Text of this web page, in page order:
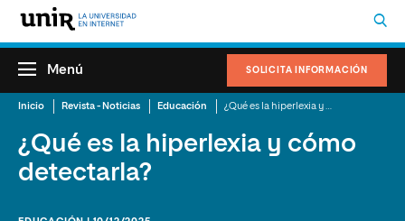
SOLICITA INFORMACIÓN
Menú
Inicio Revista - Noticias Educación
¿Qué es la hiperlexia y cómo
detectarla?